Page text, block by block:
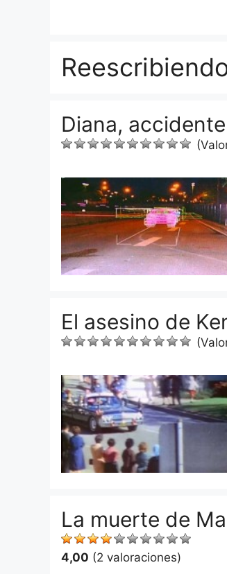
Diana,
El asesino de
La muerte de
4,00 (2 valoraciones)